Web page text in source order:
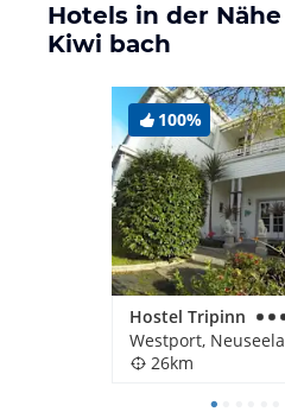
Hotels in der
Kiwi bach
100%
Hostel Tripinn
Westport,
26km